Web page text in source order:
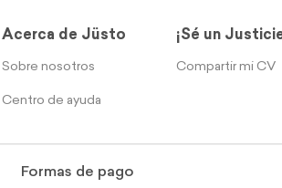
Acerca de Jüsto
Sobre nosotros
Centro de ayuda
¡Sé un
Compartir mi CV
Formas de pago